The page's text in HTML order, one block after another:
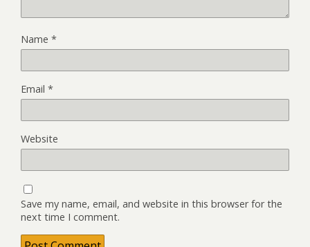
Name *
Email *
Website
Save my name, email, and website in this browser for the
next time I comment.